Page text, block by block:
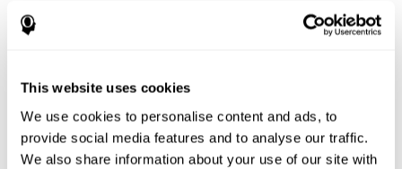
This website uses cookies
We use cookies to personalise content and ads, to
provide social media features and to analyse our traffic.
We also share information about your use of our site with
personnalisé de CogniFit améliore la mémoire
de travail et les fonctions exécutives
Evelyn Shatil, Jaroslava Mikulecká, Francesco Bellotti, Vladimír